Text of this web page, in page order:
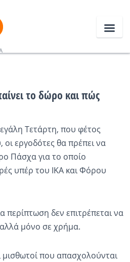
το δώρο και πώς
Τετάρτη, που φέτος
οι εργοδότες θα πρέπει να
Πάσχα για το οποίο
υπέρ του ΙΚΑ και Φόρου
δεν επιτρέπεται να
μόνο σε χρήμα.
μισθωτοί που απασχολούνται